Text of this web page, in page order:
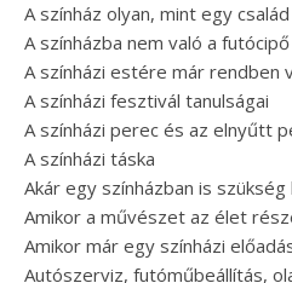
A színház olyan, mint egy család
A színházba nem való a futócipő
A színházi estére már rendben
A színházi fesztivál tanulságai
A színházi perec és az elnyűtt
A színházi táska
Akár egy színházban is
Amikor a művészet az élet
Amikor már egy színházi
Autószerviz, futóműbeállítás,